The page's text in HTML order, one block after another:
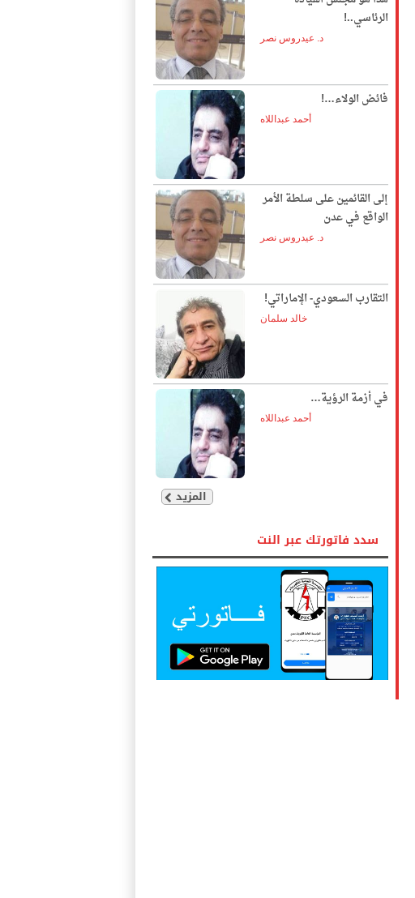
الرئاسي..!
د. عيدروس نصر
فائض الولاء…!
أحمد عبداللاه
إلى القائمين على سلطة الأمر
الواقع في عدن
د. عيدروس نصر
التقارب السعودي- الإماراتي!
خالد سلمان
في أزمة الرؤية…
أحمد عبداللاه
المزيد
سدد فاتورتك عبر النت